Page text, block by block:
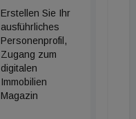
Erstellen Sie Ihr
ausführliches
Personenprofil,
Zugang zum
digitalen
Immobilien
Magazin